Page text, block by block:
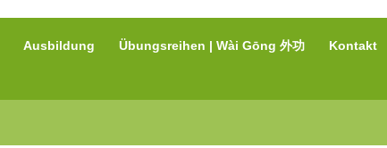
Ausbildung Übungsreihen | Wài Gōng 外功 Kontakt